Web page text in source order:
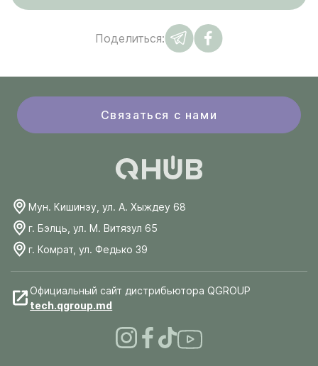
Поделиться:
Связаться с нами
Мун. Кишинэу, ул. А. Хыждеу 68
г. Бэлць, ул. М. Витязул 65
г. Комрат, ул. Федько 39
Официальный сайт дистрибьютора QGROUP
tech.qgroup.md